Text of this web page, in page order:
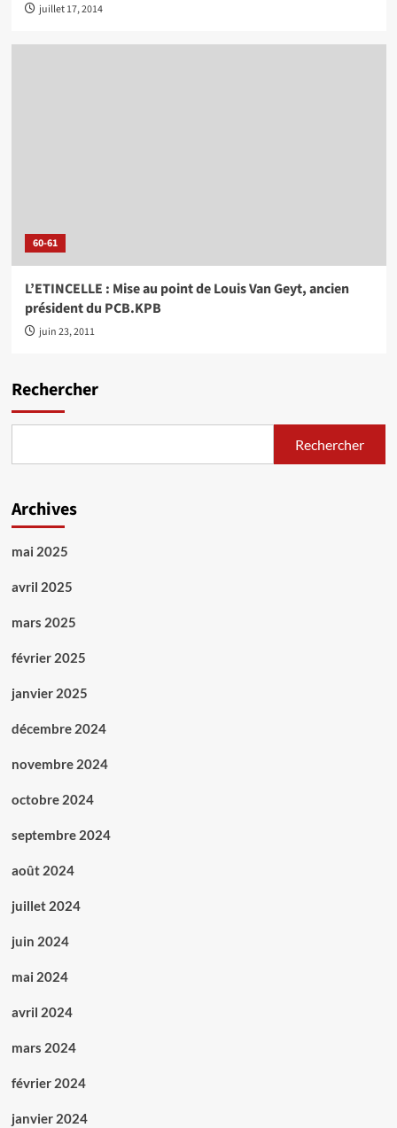
juillet 17, 2014
60-61
L’ETINCELLE : Mise au point de Louis Van Geyt, ancien
président du PCB.KPB
juin 23, 2011
Rechercher
Rechercher
Archives
mai 2025
avril 2025
mars 2025
février 2025
janvier 2025
décembre 2024
novembre 2024
octobre 2024
septembre 2024
août 2024
juillet 2024
juin 2024
mai 2024
avril 2024
mars 2024
février 2024
janvier 2024